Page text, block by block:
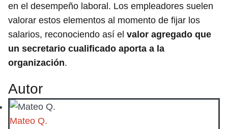
en el desempeño laboral. Los empleadores suelen
valorar estos elementos al momento de fijar los
salarios, reconociendo así el valor agregado que
un secretario cualificado aporta a la
organización.
Autor
Mateo Q.